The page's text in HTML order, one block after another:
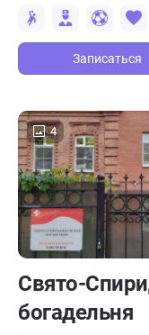
Записаться
4
Свято-
богадельня